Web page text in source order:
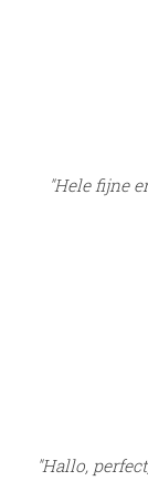
Hele fijne
Hallo,